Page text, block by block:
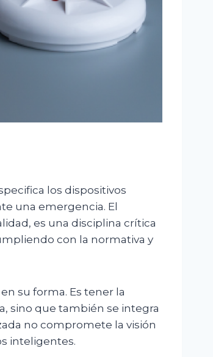
los dispositivos
una emergencia. El
es una disciplina crítica
con la normativa y
su forma. Es tener la
sino que también se integra
no compromete la visión
inteligentes.